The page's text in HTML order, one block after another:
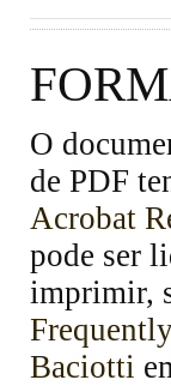
O
de PDF
Acrobat
pode ser
imprimir,
Baciotti